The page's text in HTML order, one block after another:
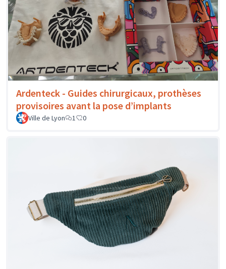
Ardenteck - Guides chirurgicaux, prothèses
provisoires avant la pose d’implants
Ville de Lyon 1 0